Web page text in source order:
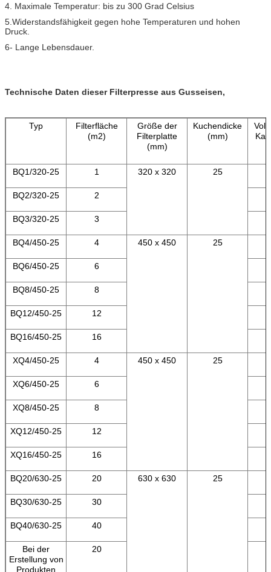
4. Maximale Temperatur: bis zu 300 Grad Celsius
5.Widerstandsfähigkeit gegen hohe Temperaturen und hohen
Druck.
6- Lange Lebensdauer.
Technische Daten dieser Filterpresse aus Gusseisen,
Typ
Filterfläche
(m2)
Größe der
Filterplatte
(mm)
Kuchendicke
(mm)
BQ1/320-25 1 320 x 320 25
BQ2/320-25 2
BQ3/320-25 3
BQ4/450-25 4 450 x 450 25
BQ6/450-25 6
BQ8/450-25 8
BQ12/450-25 12
BQ16/450-25 16
XQ4/450-25 4 450 x 450 25
XQ6/450-25 6
XQ8/450-25 8
XQ12/450-25 12
XQ16/450-25 16
BQ20/630-25 20 630 x 630 25
BQ30/630-25 30
BQ40/630-25 40
Bei der
Erstellung von
Produkten
20